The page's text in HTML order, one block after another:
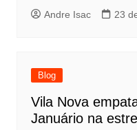
Andre Isac 23
Blog
Vila Nova
Januário na